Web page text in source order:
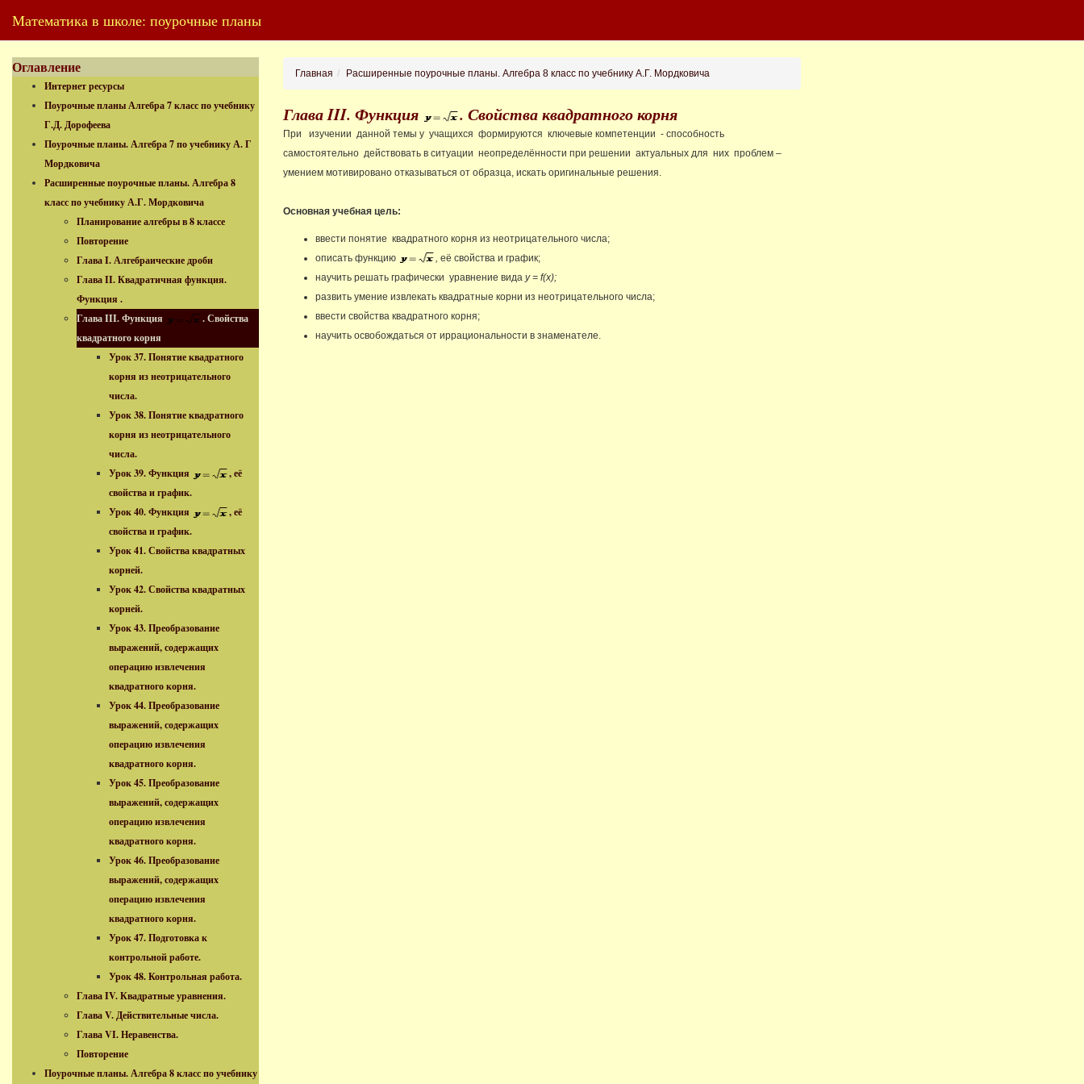
Математика в школе: поурочные планы
Оглавление
Интернет ресурсы
Поурочные планы Алгебра 7 класс по учебнику
Г.Д. Дорофеева
Поурочные планы. Алгебра 7 по учебнику А. Г
Мордковича
Расширенные поурочные планы. Алгебра 8
класс по учебнику А.Г. Мордковича
Планирование алгебры в 8 классе
Повторение
Глава I. Алгебраические дроби
Глава II. Квадратичная функция.
Функция .
Глава III. Функция
. Свойства
квадратного корня
Урок 37. Понятие квадратного
корня из неотрицательного
числа.
Урок 38. Понятие квадратного
корня из неотрицательного
числа.
Урок 39. Функция
, её
свойства и график.
Урок 40. Функция
, её
свойства и график.
Урок 41. Свойства квадратных
корней.
Урок 42. Свойства квадратных
корней.
Урок 43. Преобразование
выражений, содержащих
операцию извлечения
квадратного корня.
Урок 44. Преобразование
выражений, содержащих
операцию извлечения
квадратного корня.
Урок 45. Преобразование
выражений, содержащих
операцию извлечения
квадратного корня.
Урок 46. Преобразование
выражений, содержащих
операцию извлечения
квадратного корня.
Урок 47. Подготовка к
контрольной работе.
Урок 48. Контрольная работа.
Глава IV. Квадратные уравнения.
Глава V. Действительные числа.
Глава VI. Неравенства.
Повторение
Поурочные планы. Алгебра 8 класс по учебнику
Главная Расширенные поурочные планы. Алгебра 8 класс по учебнику А.Г. Мордковича
Глава III. Функция . Свойства квадратного корня
При изучении данной темы у учащихся формируются ключевые компетенции - способность
самостоятельно действовать в ситуации неопределённости при решении актуальных для них проблем –
умением мотивировано отказываться от образца, искать оригинальные решения.
Основная учебная цель:
ввести понятие квадратного корня из неотрицательного числа;
описать функцию
её свойства и график;
научить решать графически уравнение вида у = f(х);
развить умение извлекать квадратные корни из неотрицательного числа;
ввести свойства квадратного корня;
научить освобождаться от иррациональности в знаменателе.